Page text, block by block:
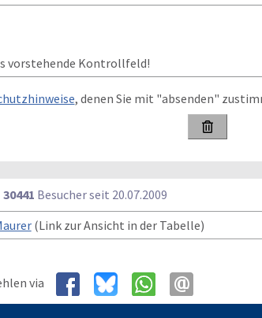
vorstehende Kontrollfeld!
, denen Sie mit "absenden"

30441 Besucher seit 20.07.2009
(Link zur Ansicht in der Tabelle)
via